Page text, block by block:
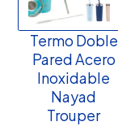
Termo Doble
Pared Acero
Inoxidable
Nayad
Trouper